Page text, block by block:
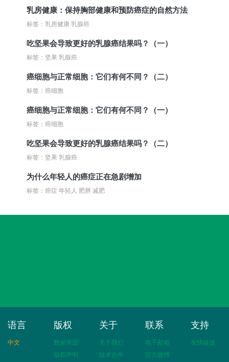
乳房健康：保持胸部健康和预防癌症的自然方法
标签：乳房健康 乳腺癌
吃坚果会导致更好的乳腺癌结果吗？（一）
标签：坚果 乳腺癌
癌细胞与正常细胞：它们有何不同？（二）
标签：癌细胞
癌细胞与正常细胞：它们有何不同？（一）
标签：癌细胞
吃坚果会导致更好的乳腺癌结果吗？（二）
标签：坚果 乳腺癌
为什么年轻人的癌症正在急剧增加
标签：癌症 年轻人 肥胖 减肥
语言
中文
版权
数据来源
版权声明
关于
关于我们
技术合作
联系
电子邮箱
官方微博
支持
友情链接